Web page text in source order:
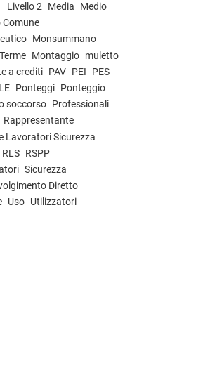
Livello 2 Media
Medio
Comune
Monsummano
Montaggio muletto
a crediti PAV PEI
PES
Ponteggi Ponteggio
soccorso Professionali
Rappresentante
Lavoratori Sicurezza
RLS RSPP
Sicurezza
Diretto
Uso Utilizzatori